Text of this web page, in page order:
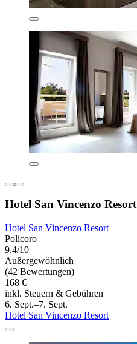
Hotel San Vincenzo Resort
Hotel San Vincenzo Resort
Policoro
9,4/10
Außergewöhnlich
(42 Bewertungen)
168 €
inkl. Steuern & Gebühren
6. Sept.–7. Sept.
Hotel San Vincenzo Resort